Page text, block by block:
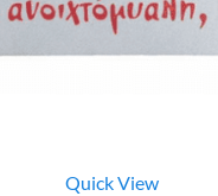
Quick View